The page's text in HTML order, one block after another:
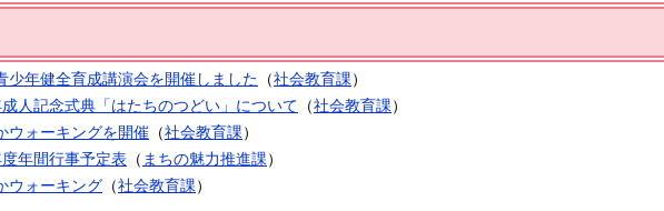
少年健全育成講演会を開催しました （社会教育課）
人記念式典「はたちのつどい」について （社会教育課）
ウォーキングを開催 （社会教育課）
年間行事予定表 （ まちの魅力推進課）
ウォーキング （社会教育課）